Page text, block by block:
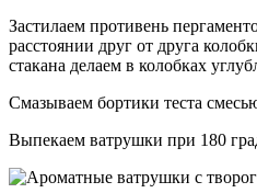
Застилаем противень
расстоянии друг от друга
стакана делаем в колобках
Смазываем бортики теста
Выпекаем ватрушки при 180